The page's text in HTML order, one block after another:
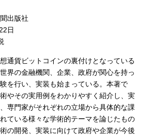
出版社
日
通貨ビットコインの裏付けとなっている
界の金融機関、企業、政府が関心を持っ
を行い、実装も始まっている。本著で
やその実用例をわかりやすく紹介し、実
専門家がそれぞれの立場から具体的な課
ている様々な学術的テーマを論じたもの
の開発、実装に向けて政府や企業が今後